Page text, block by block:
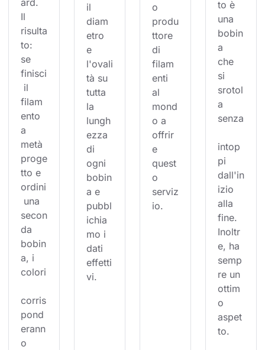
ard.
Il
risulta
to:
se
finisci
il
filam
ento
a
metà
proge
tto e
ordini
una
secon
da
bobin
a, i
colori
corris
pond
erann
o
il
diam
etro
e
l'ovali
tà su
tutta
la
lungh
ezza
di
ogni
bobin
a e
pubbl
ichia
mo i
dati
effetti
vi.
o
produ
ttore
di
filam
enti
al
mond
o a
offrir
e
quest
o
serviz
io.
to è
una
bobin
a
che
si
srotol
a
senza
intop
pi
dall'in
izio
alla
fine.
Inoltr
e, ha
semp
re un
ottim
o
aspet
to.